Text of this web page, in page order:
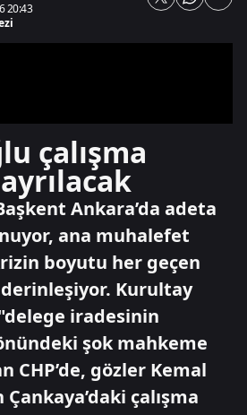
20:43
çalışma
Ankara’da adeta
ana muhalefet
boyutu her geçen
Kurultay
iradesinin
şok mahkeme
CHP’de, gözler Kemal
Çankaya’daki çalışma